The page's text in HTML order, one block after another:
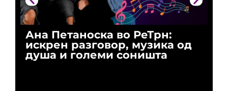
Ана Петаноска во РеТрн:
искрен разговор, музика од
душа и големи соништа